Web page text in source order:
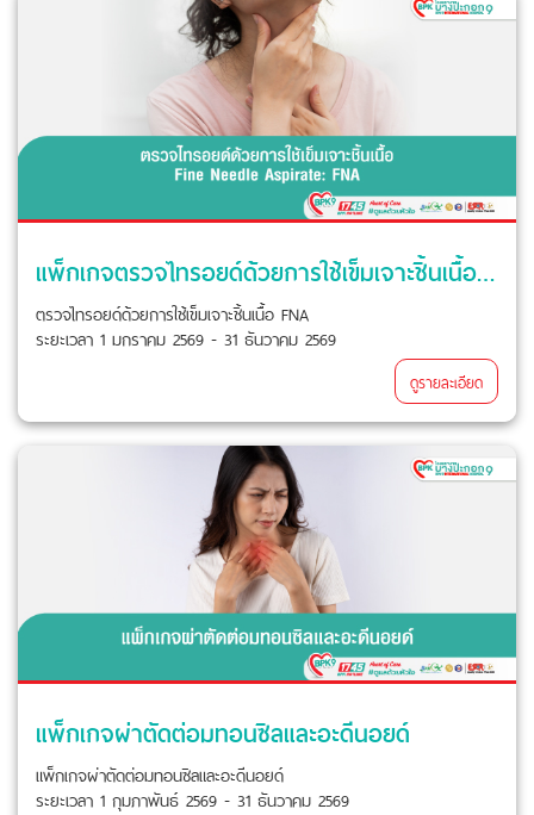
แพ็กเกจตรวจไทรอยด์ด้วยการใช้เข็มเจาะชิ้นเนื้อ FNA
ตรวจไทรอยด์ด้วยการใช้เข็มเจาะชิ้นเนื้อ FNA
ระยะเวลา 1 มกราคม 2569 - 31 ธันวาคม 2569
ดูรายละเอียด
แพ็กเกจผ่าตัดต่อมทอนซิลและอะดีนอยด์
แพ็กเกจผ่าตัดต่อมทอนซิลและอะดีนอยด์
ระยะเวลา 1 กุมภาพันธ์ 2569 - 31 ธันวาคม 2569